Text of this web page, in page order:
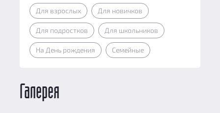
Для взрослых Для новичков
Для подростков Для школьников
На День рождения Семейные
Галерея